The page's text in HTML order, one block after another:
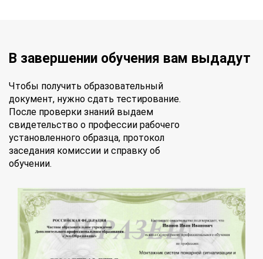
В завершении обучения вам выдадут
Чтобы получить образовательный
документ, нужно сдать тестирование.
После проверки знаний выдаем
свидетельство о профессии рабочего
установленного образца, протокол
заседания комиссии и справку об
обучении.